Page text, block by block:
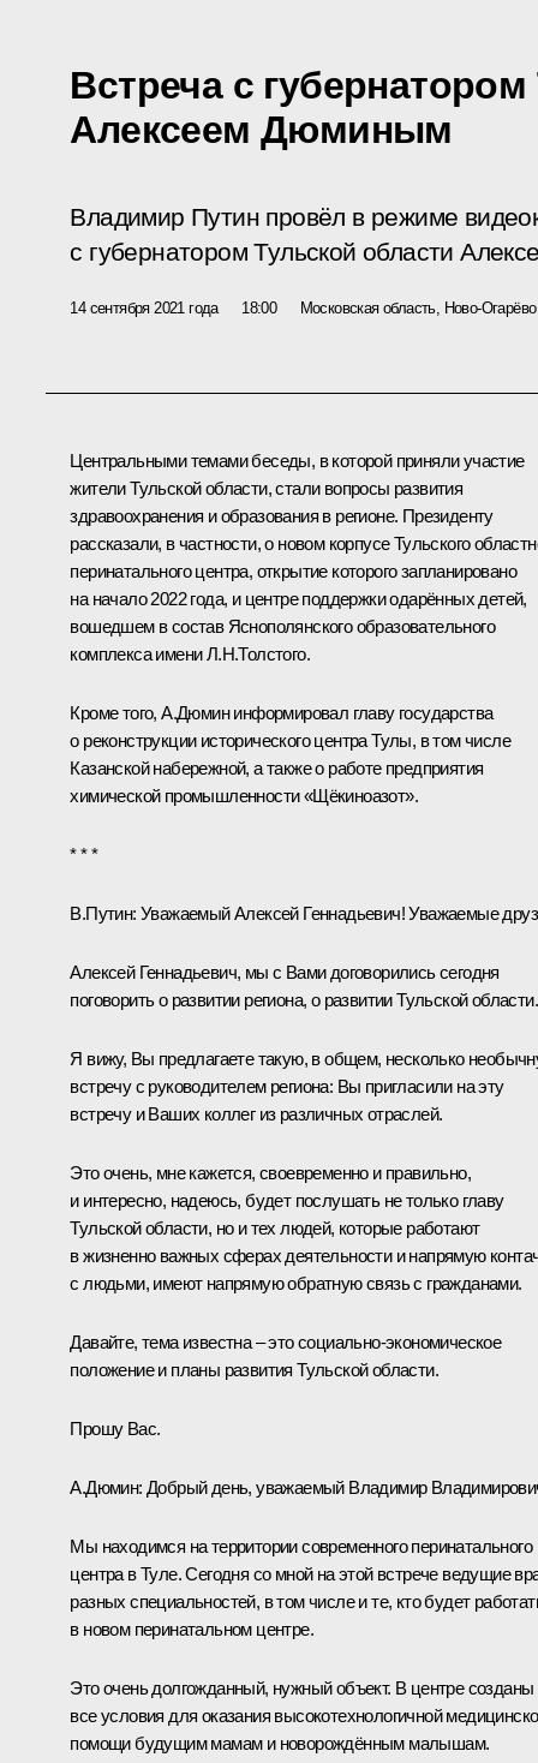
Встреча с
Алексеем Дюминым
Владимир Путин провёл в режиме
с губернатором Тульской области
14 сентября 2021 года 18:00 Московская область, Ново-Огарёво
Центральными темами беседы, в которой приняли участие
жители Тульской области, стали вопросы развития
здравоохранения и образования в регионе. Президенту
рассказали, в частности, о новом корпусе Тульского
перинатального центра, открытие которого запланировано
на начало 2022 года, и центре поддержки одарённых детей,
вошедшем в состав Яснополянского образовательного
комплекса имени Л.Н.Толстого.
Кроме того, А.Дюмин информировал главу государства
о реконструкции исторического центра Тулы, в том числе
Казанской набережной, а также о работе предприятия
химической промышленности «Щёкиноазот».
* * *
В.Путин: Уважаемый Алексей Геннадьевич! Уважаемые
Алексей Геннадьевич, мы с Вами договорились сегодня
поговорить о развитии региона, о развитии Тульской области.
Я вижу, Вы предлагаете такую, в общем, несколько
встречу с руководителем региона: Вы пригласили на эту
встречу и Ваших коллег из различных отраслей.
Это очень, мне кажется, своевременно и правильно,
и интересно, надеюсь, будет послушать не только главу
Тульской области, но и тех людей, которые работают
в жизненно важных сферах деятельности и напрямую
с людьми, имеют напрямую обратную связь с гражданами.
Давайте, тема известна – это социально-экономическое
положение и планы развития Тульской области.
Прошу Вас.
А.Дюмин: Добрый день, уважаемый Владимир
Мы находимся на территории современного перинатального
центра в Туле. Сегодня со мной на этой встрече ведущие
разных специальностей, в том числе и те, кто будет
в новом перинатальном центре.
Это очень долгожданный, нужный объект. В центре созданы
все условия для оказания высокотехнологичной
помощи будущим мамам и новорождённым малышам.